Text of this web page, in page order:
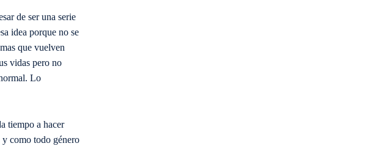
de ser una serie
idea porque no se
que vuelven
vidas pero no
Lo
tiempo a hacer
y como todo género